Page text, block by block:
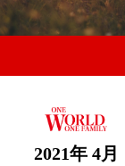
2021年 4月